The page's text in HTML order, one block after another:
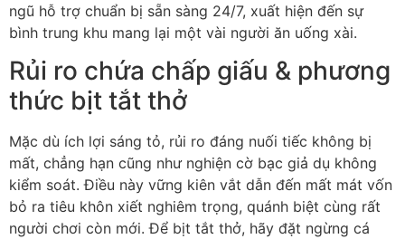
ngũ hỗ trợ chuẩn bị sẵn sàng 24/7, xuất hiện đến sự
bình trung khu mang lại một vài người ăn uống xài.
Rủi ro chứa chấp giấu & phương
thức bịt tắt thở
Mặc dù ích lợi sáng tỏ, rủi ro đáng nuối tiếc không bị
mất, chẳng hạn cũng như nghiện cờ bạc giả dụ không
kiểm soát. Điều này vững kiên vắt dẫn đến mất mát vốn
bỏ ra tiêu khôn xiết nghiêm trọng, quánh biệt cùng rất
người chơi còn mới. Để bịt tắt thở, hãy đặt ngừng cá